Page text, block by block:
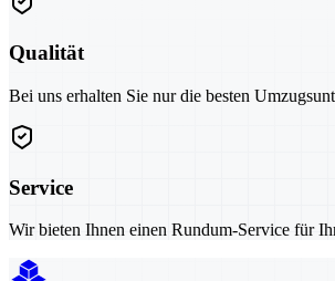
Qualität
Bei uns erhalten Sie nur die besten
Service
Wir bieten Ihnen einen Rundum-Service für